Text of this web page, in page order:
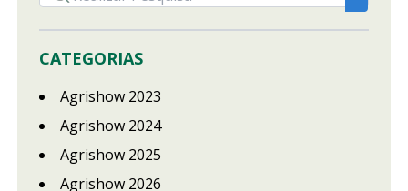
CATEGORIAS
Agrishow 2023
Agrishow 2024
Agrishow 2025
Agrishow 2026